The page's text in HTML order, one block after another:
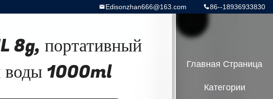
86--18936933830
Edisonzhan666@163.com
8g, портативный
воды 1000ml
Главная Страница
Категории